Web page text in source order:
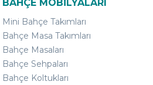
BAHÇE MOBİLYALARI
Mini Bahçe Takımları
Bahçe Masa Takımları
Bahçe Masaları
Bahçe Sehpaları
Bahçe Koltukları